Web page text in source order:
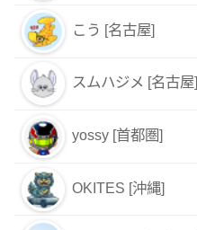
こう [名古屋]
スムハジメ [名古屋]
yossy [首都圏]
OKITES [沖縄]